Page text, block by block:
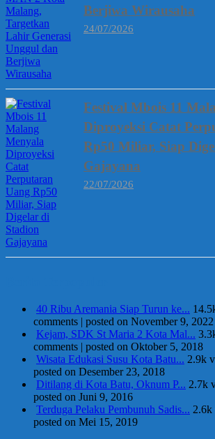
Berjiwa Wirausaha
24/07/2026
Festival Mbois 11
Diproyeksi Catat
Rp50 Miliar, Siap
Gajayana
22/07/2026
40 Ribu Aremania Siap Turun ke...
comments | posted on November 9, 2022
Kejam, SDK St Maria 2 Kota Mal...
comments | posted on Oktober 5, 2018
Wisata Edukasi Susu Kota Batu... 2.9k
posted on Desember 23, 2018
Ditilang di Kota Batu, Oknum P... 2.7k
posted on Juni 9, 2016
Terduga Pelaku Pembunuh Sadis... 2.6k
posted on Mei 15, 2019